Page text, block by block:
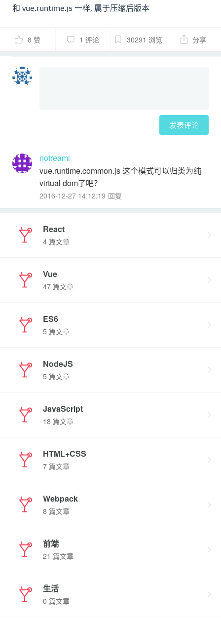
和 vue.runtime.js 一样, 属于压缩后版本
8 赞 1 评论 30291 浏览 分享
发表评论
notreami
vue.runtime.common.js 这个模式可以归类为纯
virtual dom了吧？
2016-12-27 14:12:19 回复
React
4 篇文章
Vue
47 篇文章
ES6
5 篇文章
NodeJS
5 篇文章
JavaScript
18 篇文章
HTML+CSS
7 篇文章
Webpack
8 篇文章
前端
21 篇文章
生活
0 篇文章